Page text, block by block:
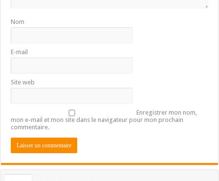
Nom
E-mail
Site web
Enregistrer mon nom,
mon e-mail et mon site dans le navigateur pour mon prochain
commentaire.